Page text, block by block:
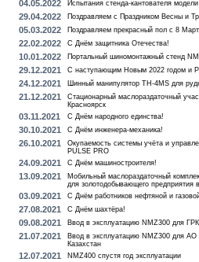
04.05.2022 Испытания стенда-кантователя
29.04.2022 Поздравляем с Праздником Весны и
05.03.2022 Поздравляем прекрасный пол с 8
22.02.2022 С Днём защитника Отечества!
10.01.2022 Портальный шиномонтажный стенд
29.12.2021 С наступающим Новым 2022 годом и
24.12.2021 Шинный манипулятор TH-4MS для
21.12.2021
Стационарный маслораздаточный
Красноярск
03.11.2021 С Днём народного единства!
30.10.2021 С Днём инженера-механика!
26.10.2021
Окупаемость системы учёта и
PULSE PRO
24.09.2021 С Днём машиностроителя!
13.09.2021
Мобильный маслораздаточный
для золотодобывающего предприятия
03.09.2021 С Днём работников нефтяной и
27.08.2021 С Днём шахтёра!
09.08.2021 Ввод в эксплуатацию NMZ300 для
21.07.2021
Ввод в эксплуатацию NMZ300 для
Казахстан
12.07.2021 NMZ400 спустя год эксплуатации